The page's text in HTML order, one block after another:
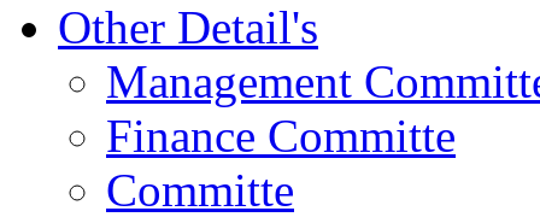
Other Detail's
Management
Finance Committe
Committe